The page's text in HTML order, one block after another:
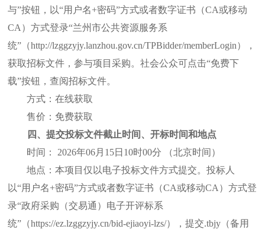
与”按钮，以“用户名+密码”方式或者数字证书（CA或移动
CA）方式登录“兰州市公共资源服务系
统”（http://lzggzyjy.lanzhou.gov.cn/TPBidder/memberLogin），
获取招标文件，参与项目采购。社会公众可点击“免费下
载”按钮，查阅招标文件。
方式：在线获取
售价：免费获取
四、提交投标文件截止时间、开标时间和地点
时间：
2026年06月 15日 10时00分
（北京时间）
地点：本项目仅以电子投标文件方式提交。投标人
以“用户名+密码”方式或者数字证书（CA或移动CA）方式登
录“政府采购（交易通）电子开评标系
统”（https://ez.lzggzyjy.cn/bid-ejiaoyi-lzs/），提交.tbjy（备用